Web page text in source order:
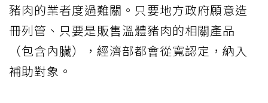
豬肉的業者度過難關。只要地方政府願意造
冊列管、只要是販售溫體豬肉的相關產品
（包含內臟），經濟部都會從寬認定，納入
補助對象。